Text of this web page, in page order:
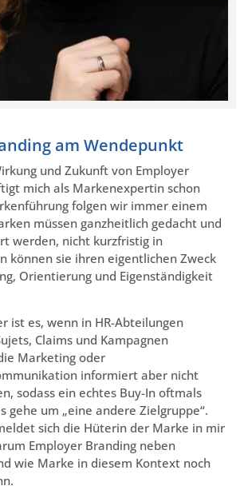
am Wendepunkt
und Zukunft von Employer
mich als Markenexpertin schon
folgen wir immer einem
müssen ganzheitlich gedacht und
werden, nicht kurzfristig in
können sie ihren eigentlichen Zweck
Orientierung und Eigenständigkeit
ist es, wenn in HR-Abteilungen
Claims und Kampagnen
Marketing oder
informiert aber nicht
sodass ein echtes Buy-In oftmals
gehe um „eine andere Zielgruppe“.
sich die Hüterin der Marke in mir
Employer Branding neben
wie Marke in diesem Kontext noch